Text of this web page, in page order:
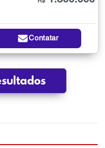
R$
Contatar